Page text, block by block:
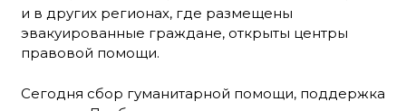
и в других регионах, где размещены
эвакуированные граждане, открыты центры
правовой помощи.
Сегодня сбор гуманитарной помощи, поддержка